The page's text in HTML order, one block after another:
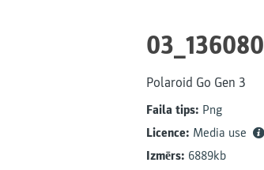
03_136080
Polaroid Go Gen 3
Faila tips: Png
Licence: Media use
Izmērs: 6889kb